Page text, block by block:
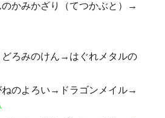
かみかざり（てつかぶと）→
ろみのけん→はぐれメタルの
のよろい→ドラゴンメイル→